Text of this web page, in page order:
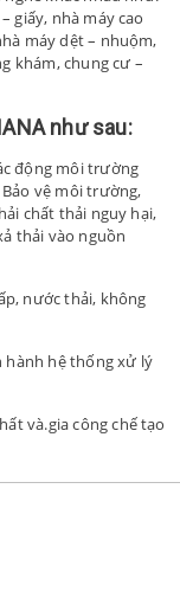
giấy, nhà máy cao
máy dệt – nhuộm,
khám, chung cư –
như sau:
động môi trường
vệ môi trường,
chất thải nguy hại,
thải vào nguồn
nước thải, không
hành hệ thống xử lý
và.gia công chế tạo